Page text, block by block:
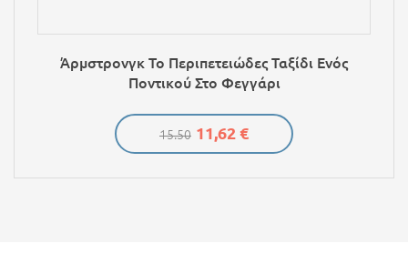
Άρμστρονγκ Το Περιπετειώδες Ταξίδι Ενός
Ποντικού Στο Φεγγάρι
15.50 11,62 €